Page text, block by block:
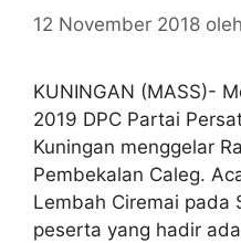
12 November 2018 oleh
KUNINGAN (MASS)-
2019 DPC Partai
Kuningan menggelar
Pembekalan Caleg.
Lembah Ciremai pada
peserta yang hadir